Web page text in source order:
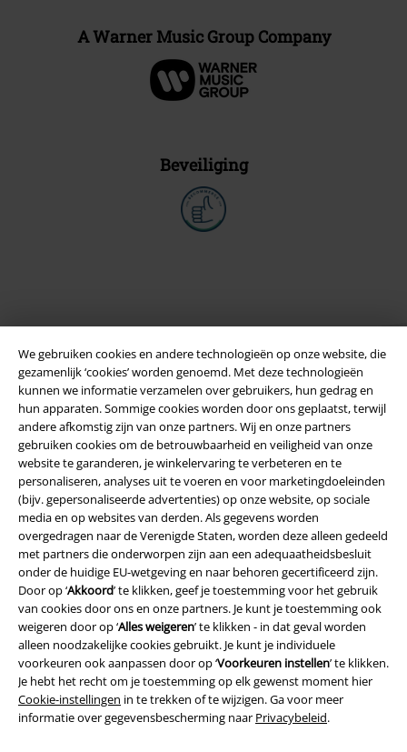
We gebruiken cookies en andere technologieën op onze website, die
gezamenlijk ‘cookies’ worden genoemd. Met deze technologieën
kunnen we informatie verzamelen over gebruikers, hun gedrag en
hun apparaten. Sommige cookies worden door ons geplaatst, terwijl
andere afkomstig zijn van onze partners. Wij en onze partners
gebruiken cookies om de betrouwbaarheid en veiligheid van onze
website te garanderen, je winkelervaring te verbeteren en te
personaliseren, analyses uit te voeren en voor marketingdoeleinden
(bijv. gepersonaliseerde advertenties) op onze website, op sociale
media en op websites van derden. Als gegevens worden
overgedragen naar de Verenigde Staten, worden deze alleen gedeeld
met partners die onderworpen zijn aan een adequaatheidsbesluit
onder de huidige EU-wetgeving en naar behoren gecertificeerd zijn.
Door op ‘Akkoord’ te klikken, geef je toestemming voor het gebruik
van cookies door ons en onze partners. Je kunt je toestemming ook
weigeren door op ‘Alles weigeren’ te klikken - in dat geval worden
alleen noodzakelijke cookies gebruikt. Je kunt je individuele
voorkeuren ook aanpassen door op ‘Voorkeuren instellen’ te klikken.
Je hebt het recht om je toestemming op elk gewenst moment hier
Cookie-instellingen in te trekken of te wijzigen. Ga voor meer
informatie over gegevensbescherming naar Privacybeleid.
A Warner Music Group Company
Beveiliging
Legal
Algemene Voorwaarden
Bedrijfsgegevens
Privacyverklaring
Verklaring van conformiteit
Informatie over toegankelijkheid
Cookie-instellingen
Annuleer bestelling